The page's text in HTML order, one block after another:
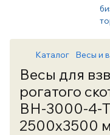
Каталог Весы и
Весы для
рогатого
ВН-3000-4-
2500х3500